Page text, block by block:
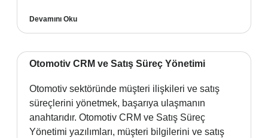
Devamını Oku
Otomotiv CRM ve Satış Süreç Yönetimi
Otomotiv sektöründe müşteri ilişkileri ve satış
süreçlerini yönetmek, başarıya ulaşmanın
anahtarıdır. Otomotiv CRM ve Satış Süreç
Yönetimi yazılımları, müşteri bilgilerini ve satış